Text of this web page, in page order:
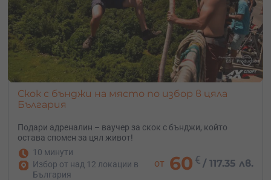
Скок с бънджи на място по избор в цяла
България
Подари адреналин – ваучер за скок с бънджи, който
остава спомен за цял живот!
10 минути
Избор от над 12 локации в
България
от 60 € /117.35 лв.